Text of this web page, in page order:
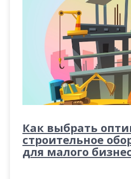
Как выбрать
строительное
для малого